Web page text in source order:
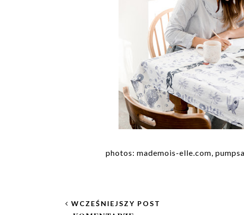
photos: mademois-elle.com,
WCZEŚNIEJSZY POST